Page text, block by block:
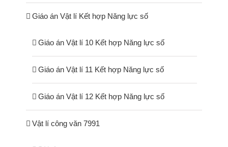
Giáo án Vật lí Kết hợp Năng lực số
Giáo án Vật lí 10 Kết hợp Năng lực số
Giáo án Vật lí 11 Kết hợp Năng lực số
Giáo án Vật lí 12 Kết hợp Năng lực số
Vật lí công văn 7991